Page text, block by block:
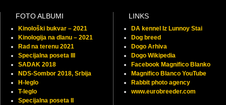
FOTO ALBUMI
Kinološki bukvar – 2021
Kinologija na dlanu – 2021
Rad na terenu 2021
Specijalna poseta III
SADAK 2018
NDS-Sombor 2018, Srbija
H-leglo
T-leglo
Specijalna poseta II
LINKS
DA kennel Iz Lunnoy Stai
Dog breed
Dogo Arhiva
Dogo Wikipedia
Facebook Magnifico Blanko
Magnifico Blanco YouTube
Rabbit photo agency
www.eurobreeder.com